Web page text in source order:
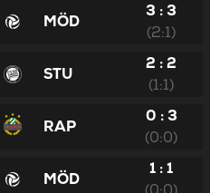
MÖD
3 : 3
(2:1)
STU
2 : 2
(1:1)
RAP
0 : 3
(0:0)
MÖD
1 : 1